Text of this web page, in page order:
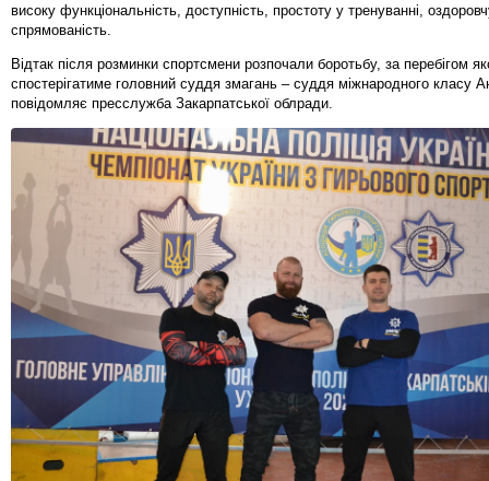
високу функціональність, доступність, простоту у тренуванні,
спрямованість.
Відтак після розминки спортсмени розпочали боротьбу, за перебігом
спостерігатиме головний суддя змагань – суддя міжнародного класу
повідомляє пресслужба Закарпатської облради.